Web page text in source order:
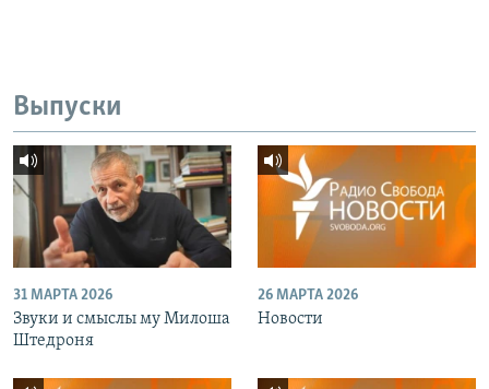
Выпуски
31 МАРТА 2026
Звуки и смыслы му Милоша
Штедроня
26 МАРТА 2026
Новости